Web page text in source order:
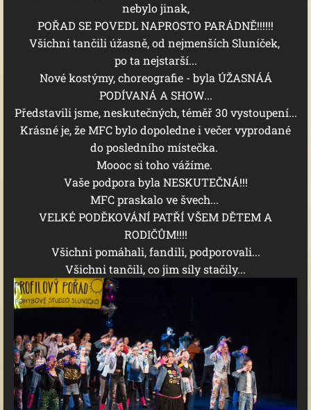
nebylo jinak,
POŘAD SE POVEDL NAPROSTO PARÁDNĚ!!!!!!
Všichni tančili úžasně, od nejmenších Sluníček,
po ta nejstarší...
Nové kostýmy, choreografie - byla ÚŽASNÁÁ
PODÍVANÁ A SHOW...
Představili jsme, neskutečných, téměř 30 vystoupení...
Krásné je, že MFC bylo dopoledne i večer vyprodané
do posledního místečka.
Moooc si toho vážíme.
Vaše podpora byla NESKUTEČNÁ!!!
MFC praskalo ve švech...
VELKÉ PODĚKOVÁNÍ PATŘÍ VŠEM DĚTEM A
RODIČŮM!!!!
Všichni pomáhali, fandili, podporovali...
Všichni tančili, co jim síly stačily...